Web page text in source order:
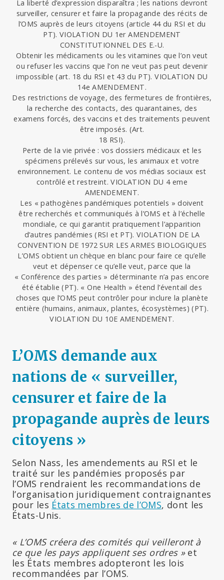
La liberté d’expression disparaîtra ; les nations devront
surveiller, censurer et faire la propagande des récits de
l’OMS auprès de leurs citoyens (article 44 du RSI et du
PT). VIOLATION DU 1er AMENDEMENT
CONSTITUTIONNEL DES E.-U.
Obtenir les médicaments ou les vitamines que l’on veut
ou refuser les vaccins que l’on ne veut pas peut devenir
impossible (art. 18 du RSI et 43 du PT). VIOLATION DU
14e AMENDEMENT.
Des restrictions de voyage, des fermetures de frontières,
la recherche des contacts, des quarantaines, des
examens forcés, des vaccins et des traitements peuvent
être imposés. (Art.
18 RSI).
Perte de la vie privée : vos dossiers médicaux et les
spécimens prélevés sur vous, les animaux et votre
environnement. Le contenu de vos médias sociaux est
contrôlé et restreint. VIOLATION DU 4 eme
AMENDEMENT.
Les « pathogènes pandémiques potentiels » doivent
être recherchés et communiqués à l’OMS et à l’échelle
mondiale, ce qui garantit pratiquement l’apparition
d’autres pandémies (RSI et PT). VIOLATION DE LA
CONVENTION DE 1972 SUR LES ARMES BIOLOGIQUES
L’OMS obtient un chèque en blanc pour faire ce qu’elle
veut et dépenser ce qu’elle veut, parce que la
« Conférence des parties » déterminante n’a pas encore
été établie (PT). « One Health » étend l’éventail des
choses que l’OMS peut contrôler pour inclure la planète
entière (humains, animaux, plantes, écosystèmes) (PT).
VIOLATION DU 10E AMENDEMENT.
L’OMS demande aux
nations de « surveiller,
censurer et faire de la
propagande auprès de leurs
citoyens »
Selon Nass, les amendements au RSI et le
traité sur les pandémies proposés par
l’OMS rendraient les recommandations de
l’organisation juridiquement contraignantes
pour les États membres de l’OMS, dont les
États-Unis.
« L’OMS créera des comités qui veilleront à
ce que les pays appliquent ses ordres »et
les États membres adopteront les lois
recommandées par l’OMS.